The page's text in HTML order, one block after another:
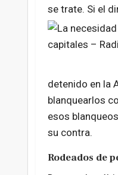
se trate. Si el
detenido en la
blanquearlos
esos
su contra.
Rodeados de